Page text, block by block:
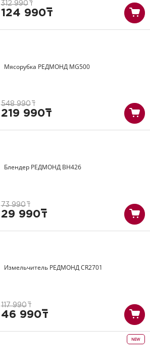
312 990 т
124 990т
Мясорубка РЕДМОНД MG500
548 990 т
219 990т
Блендер РЕДМОНД BH426
73 990 т
29 990т
Измельчитель РЕДМОНДCR2701
117 990 т
46 990т
NEW